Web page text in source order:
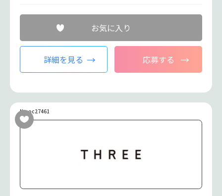
お気に入り
詳細を見る 応募する
No.oc27461